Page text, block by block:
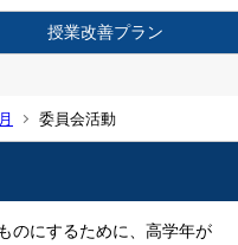
授業改善プラン
委員会活動
のにするために、高学年が